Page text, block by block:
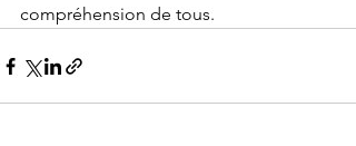
compréhension de tous.